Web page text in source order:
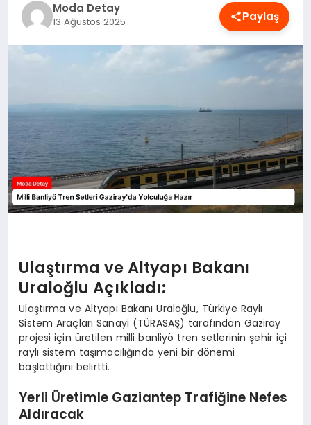
SPOR
Moda Detay
13 Ağustos 2025 Paylaş
Ulaştırma ve Altyapı Bakanı
Uraloğlu Açıkladı:
Ulaştırma ve Altyapı Bakanı Uraloğlu, Türkiye Raylı
Sistem Araçları Sanayi (TÜRASAŞ) tarafından Gaziray
projesi için üretilen milli banliyö tren setlerinin şehir içi
raylı sistem taşımacılığında yeni bir dönemi
başlattığını belirtti.
Yerli Üretimle Gaziantep Trafiğine Nefes
Aldıracak